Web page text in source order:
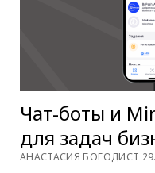
Чат-боты и
для задач
АНАСТАСИЯ БОГОДИСТ